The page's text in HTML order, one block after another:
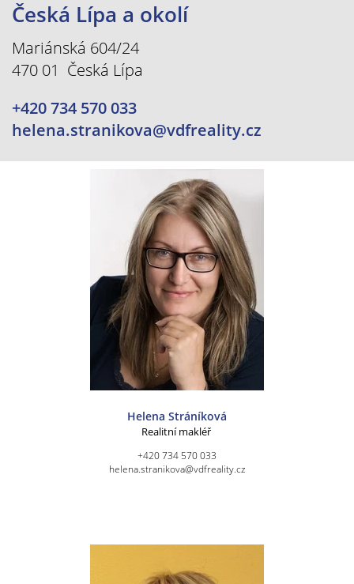
Česká Lípa a okolí
Mariánská 604/24
470 01 Česká Lípa
+420 734 570 033
helena.stranikova@vdfreality.cz
Helena Stráníková
Realitní makléř
+420 734 570 033
helena.stranikova@vdfreality.cz